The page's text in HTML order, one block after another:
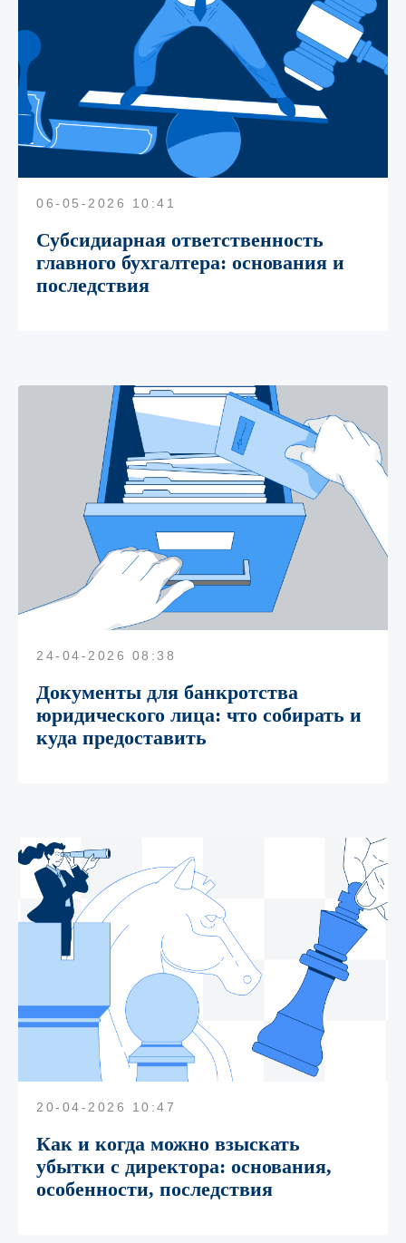
06-05-2026 10:41
Субсидиарная ответственность
главного бухгалтера: основания и
последствия
24-04-2026 08:38
Документы для банкротства
юридического лица: что собирать и
куда предоставить
20-04-2026 10:47
Как и когда можно взыскать
убытки с директора: основания,
особенности, последствия